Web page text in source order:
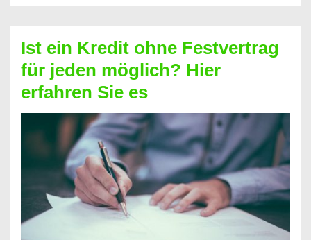
Prepaid
ist
nicht
nur
für
Handy
möglich!
Ist ein Kredit ohne Festvertrag
für jeden möglich? Hier
erfahren Sie es